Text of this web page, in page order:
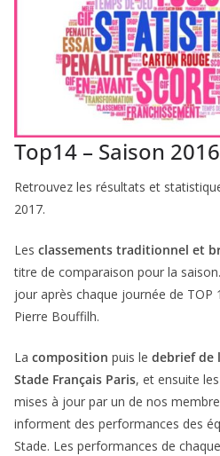
Top14 – Saison
Retrouvez les résultats et
2017.
Les classements traditionnel et
titre de comparaison pour la
jour après chaque journée de TOP
Pierre Bouffilh.
La composition puis le debrief de
Stade Français Paris, et ensuite les
mises à jour par un de nos
informent des performances des
Stade. Les performances de